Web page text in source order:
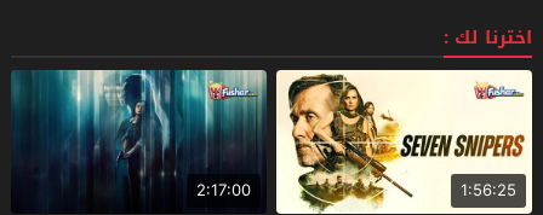
اخترنا لك :
1:56:25
2:17:00